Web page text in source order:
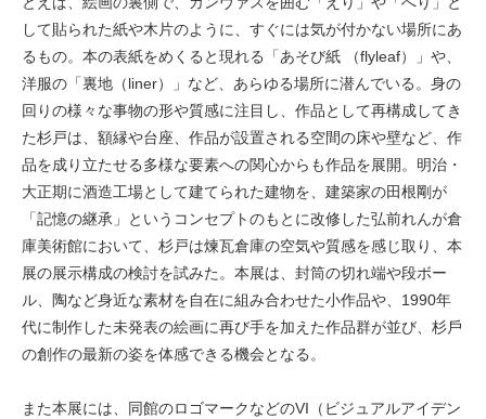
して貼られた紙や⽊⽚のように、すぐには気が付かない場所にあ
るもの。本の表紙をめくると現れる「あそび紙 （flyleaf）」や、
洋服の「裏地（liner）」など、あらゆる場所に潜んでいる。⾝の
回りの様々な事物の形や質感に注⽬し、作品として再構成してき
た杉戸は、額縁や台座、作品が設置される空間の床や壁など、作
品を成り⽴たせる多様な要素への関⼼からも作品を展開。明治・
⼤正期に酒造⼯場として建てられた建物を、建築家の⽥根剛が
「記憶の継承」というコンセプトのもとに改修した弘前れんが倉
庫美術館において、杉戸は煉⽡倉庫の空気や質感を感じ取り、本
展の展⽰構成の検討を試みた。本展は、封筒の切れ端や段ボー
ル、陶など⾝近な素材を⾃在に組み合わせた⼩作品や、1990年
代に制作した未発表の絵画に再び⼿を加えた作品群が並び、杉⼾
の創作の最新の姿を体感できる機会となる。
また本展には、同館のロゴマークなどのVI（ビジュアルアイデン